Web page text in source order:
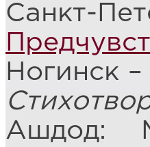
Санкт-
Ногинск
Ашдод: